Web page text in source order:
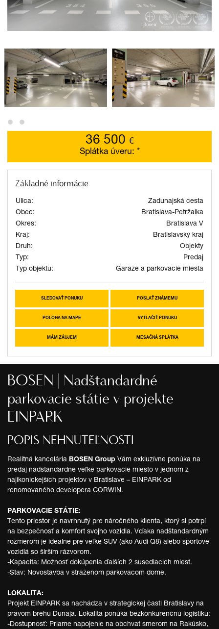
36 500 €
Splátka úveru: *
Základné informácie
Ulica:
Zadunajská cesta
Obec:
Bratislava-Petržalka
Okres:
Bratislava V
Kraj:
Bratislavský kraj
Druh:
Objekty
Typ:
Predaj
Typ objektu:
Garáže a parkovacie miesta
SLEDOVAŤ PONUKU POSLAŤ ZNÁMEMU
POLOHA NA MAPE VYTLAČIŤ PONUKU
MÁM ZÁUJEM MESAČNÁ SPLÁTKA
BOSEN | Nadštandardné
parkovacie státie v projekte
EINPARK
POPIS NEHNUTEĽNOSTI
Realitná kancelária BOSEN Group Vám exkluzívne ponúka na
predaj nadštandardne veľké parkovacie miesto v jednom z
najikonickejších projektov v Bratislave – EINPARK od
renomovaného developera CORWIN.
PARKOVACIE STÁTIE:
Tento priestor je navrhnutý pre náročného klienta, ktorý si potrpí
na bezpečnosť a komfort svojho vozidla. Vďaka nadštandardným
rozmerom je ideálne pre veľké SUV (ako Audi Q8) alebo športové
vozidlá so širším rázvorom.
-Kapacita: Možnosť dokúpenia ďalších 2 susediacich miest.
-Stav: Novostavba v stráženom parkovacom dome.
LOKALITA:
Projekt EINPARK sa nachádza v strategickej časti Bratislavy na
pravom brehu Dunaja. Lokalita ponúka bezkonkurenčnú logistiku:
-Dostupnosť: Priame napojenie na obchvat smerom na Rakúsko,